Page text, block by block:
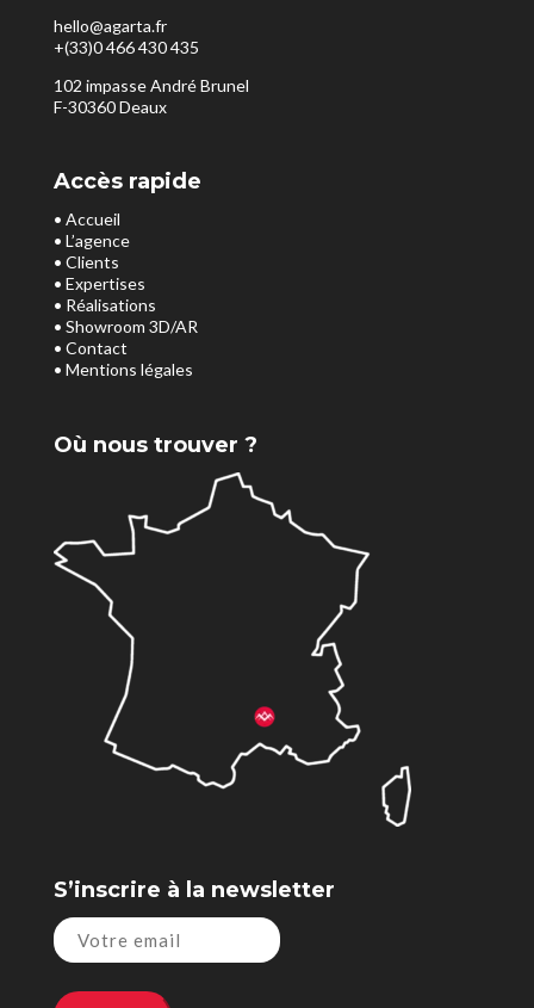
hello@agarta.fr
+(33)0 466 430 435
102 impasse André Brunel
F-30360 Deaux
Accès rapide
• Accueil
• L’agence
• Clients
• Expertises
• Réalisations
• Showroom 3D/AR
• Contact
• Mentions légales
Où nous trouver ?
S’inscrire à la newsletter